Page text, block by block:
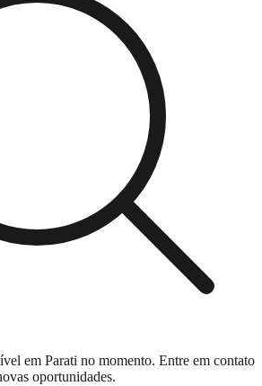
em Parati no momento. Entre em contato
oportunidades.